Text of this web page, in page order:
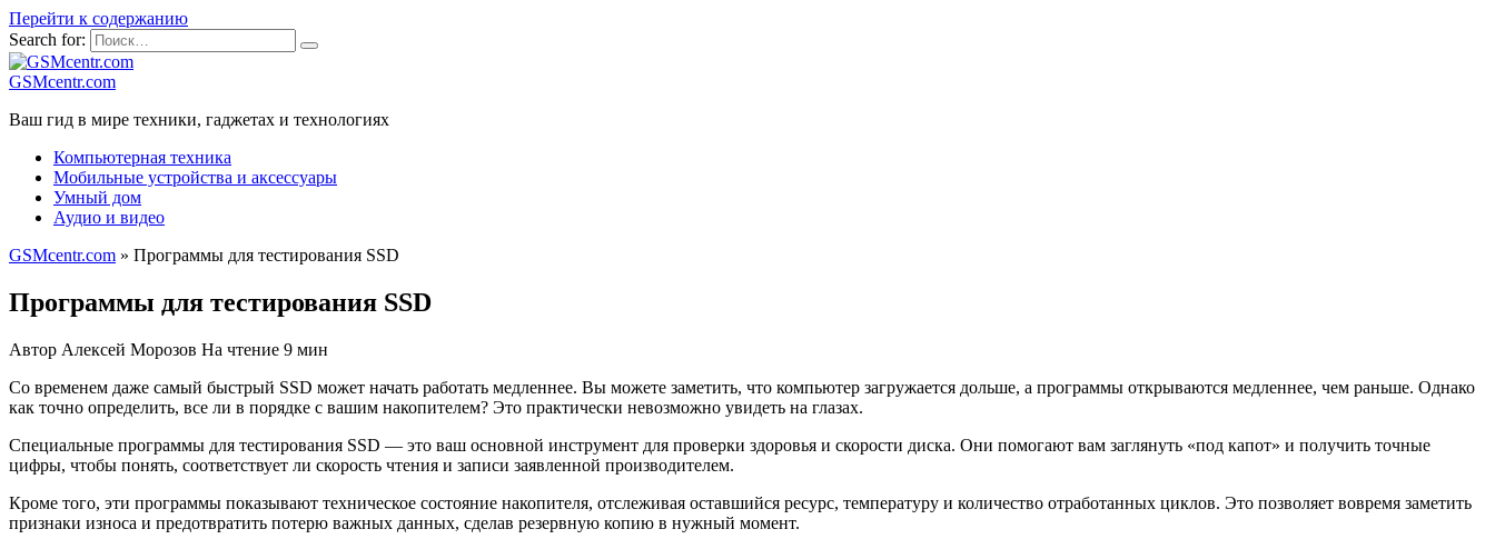
Перейти к содержанию
Search for:
GSMcentr.com
Ваш гид в мире техники, гаджетах и технологиях
Компьютерная техника
Мобильные устройства и аксессуары
Умный дом
Аудио и видео
GSMcentr.com » Программы для тестирования SSD
Программы для тестирования SSD
Автор Алексей Морозов На чтение 9 мин
Со временем даже самый быстрый SSD может начать работать медленнее. Вы можете заметить, что компьютер загружается дольше, а программы открываются медленнее, чем раньше. Однако
как точно определить, все ли в порядке с вашим накопителем? Это практически невозможно увидеть на глазах.
Специальные программы для тестирования SSD — это ваш основной инструмент для проверки здоровья и скорости диска. Они помогают вам заглянуть «под капот» и получить точные
цифры, чтобы понять, соответствует ли скорость чтения и записи заявленной производителем.
Кроме того, эти программы показывают техническое состояние накопителя, отслеживая оставшийся ресурс, температуру и количество отработанных циклов. Это позволяет вовремя заметить
признаки износа и предотвратить потерю важных данных, сделав резервную копию в нужный момент.